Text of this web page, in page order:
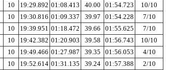
10 19:29.892 01:08.413 40.00 01:54.723
10/10
10 19:30.816 01:09.337 39.97 01:54.228
7/10
10 19:39.951 01:18.472 39.66 01:55.625
7/10
10 19:42.382 01:20.903 39.58 01:56.743
10/10
10 19:49.466 01:27.987 39.35 01:56.053
4/10
10 19:52.614 01:31.135 39.24 01:57.388 2/10